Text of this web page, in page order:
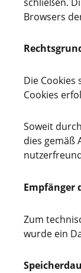
Browsers
Die
Cookies
Soweit
dies gemäß
Empfänger
Zum
wurde ein